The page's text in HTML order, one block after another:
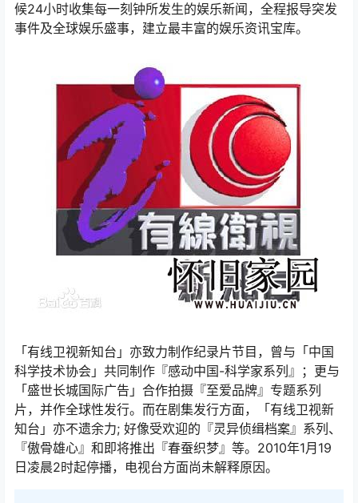
候24小时收集每一刻钟所发生的娱乐新闻，全程报导突发
事件及全球娱乐盛事，建立最丰富的娱乐资讯宝库。
「有线卫视新知台」亦致力制作纪录片节目，曾与「中国
科学技术协会」共同制作『感动中国-科学家系列』；更与
「盛世长城国际广告」合作拍摄『至爱品牌』专题系列
片，并作全球性发行。而在剧集发行方面，「有线卫视新
知台」亦不遗余力; 好像受欢迎的『灵异侦缉档案』系列、
『傲骨雄心』和即将推出『春蚕织梦』等。2010年1月19
日凌晨2时起停播，电视台方面尚未解释原因。